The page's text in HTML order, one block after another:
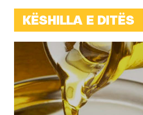
KËSHILLA E DITËS